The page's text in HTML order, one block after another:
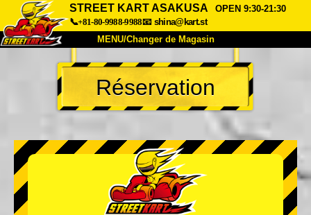
STREET KART ASAKUSA
OPEN 9:30-21:30
📞+81-80-9988-9988📧 shina@kart.st
MENU/Changer de Magasin
ACCUEIL
À Propos Caractéristiques Tarifs
Entreprise Réservation
Changer de Magasin
Tokyo Shinagawa Tokyo Akihabara#1
Tokyo Akihabara#2
Réservation